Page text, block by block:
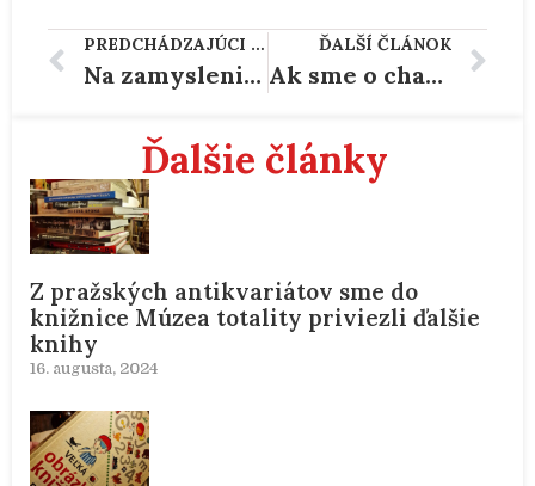
PREDCHÁDZAJÚCI ČLÁNOK
Na zamyslenie, nič viac…
ĎALŠÍ ČLÁNOK
Ak sme o charaktere smerákov doteraz pochybovali, po tomto incidente by sme mali mať vo veciach jasno
Ďalšie články
Z pražských antikvariátov sme do
knižnice Múzea totality priviezli ďalšie
knihy
16. augusta, 2024